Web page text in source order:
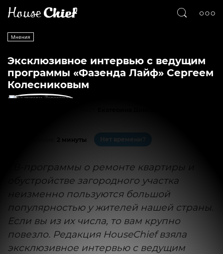
Мнения
Эксклюзивное интервью с ведущим
программы «Фазенда Лайф» Сергеем
Колесниковым
2 минуты Нет времени?
ТВ-программы о ремонте квартиры и
обустройстве загородного участка
неизменно пользуются большой
популярностью у жителей нашей страны.
Если вы из их числа, то вам крупно
повезло. Редакция HouseChief взяла
эксклюзивное интервью с ведущим